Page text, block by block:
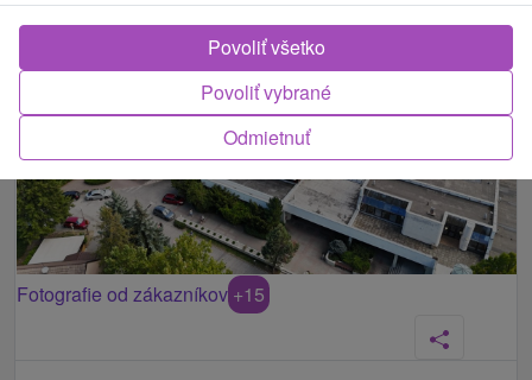
Fotografie od zákazníkov +15
Odmietnuť
Povoliť vybrané
Povoliť všetko